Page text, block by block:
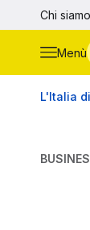
Vai al Chi siamo
Menù
L'Italia